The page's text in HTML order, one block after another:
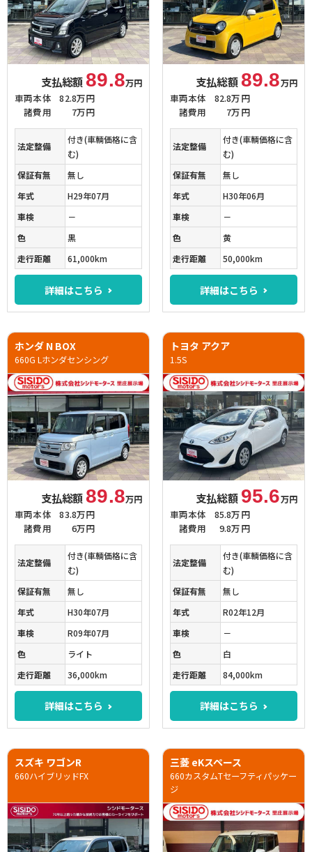
支払総額 89.8万円
車両本体
82.8万円
諸費用
7万円
法定整備
付き(車輌価格に含
む)
保証有無
無し
年式
H29年07月
車検
－
色
黒
走行距離
61,000km
詳細はこちら
支払総額 89.8万円
車両本体
82.8万円
諸費用
7万円
法定整備
付き(車輌価格に含
む)
保証有無
無し
年式
H30年06月
車検
－
色
黄
走行距離
50,000km
詳細はこちら
ホンダ N BOX
660G Lホンダセンシング
支払総額 89.8万円
車両本体
83.8万円
諸費用
6万円
法定整備
付き(車輌価格に含
む)
保証有無
無し
年式
H30年07月
車検
R09年07月
色
ライト
走行距離
36,000km
詳細はこちら
トヨタ アクア
1.5S
支払総額 95.6万円
車両本体
85.8万円
諸費用
9.8万円
法定整備
付き(車輌価格に含
む)
保証有無
無し
年式
R02年12月
車検
－
色
白
走行距離
84,000km
詳細はこちら
スズキ ワゴンR
660ハイブリッドFX
三菱 eKスペース
660カスタムTセーフティパッケー
ジ